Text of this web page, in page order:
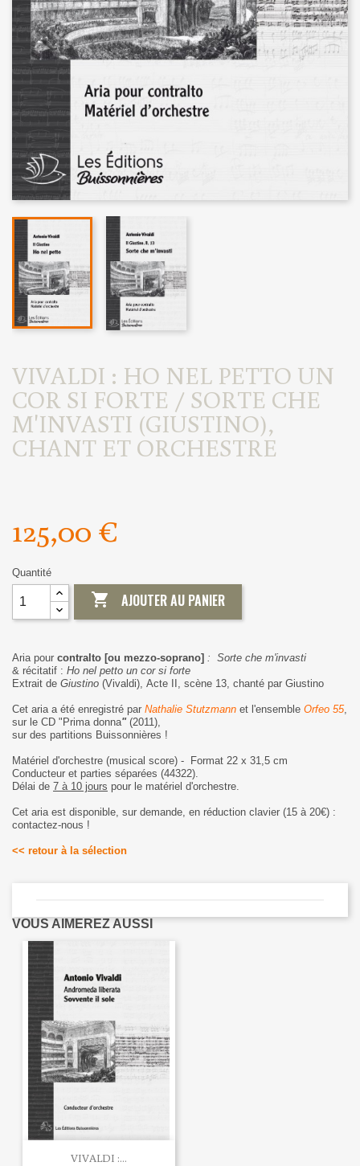
VIVALDI : HO NEL PETTO UN
COR SI FORTE / SORTE CHE
M'INVASTI (GIUSTINO),
CHANT ET ORCHESTRE
125,00 €
Quantité
 AJOUTER AU PANIER
Aria pour contralto [ou mezzo-soprano] : Sorte che m'invasti
& récitatif : Ho nel petto un cor si forte
Extrait de Giustino (Vivaldi), Acte II, scène 13, chanté par Giustino
Cet aria a été enregistré par Nathalie Stutzmann et l'ensemble Orfeo 55,
sur le CD "Prima donna"(2011),
sur des partitions Buissonnières !
Matériel d'orchestre (musical score) - Format 22 x 31,5 cm
Conducteur et parties séparées (44322).
Délai de 7 à 10 jours pour le matériel d'orchestre.
Cet aria est disponible, sur demande, en réduction clavier (15 à 20€) :
contactez-nous !
<< retour à la sélection
VOUS AIMEREZ AUSSI
VIVALDI :...